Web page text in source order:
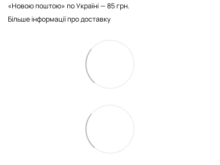
«Новою поштою» по Україні — 85 грн.
Більше інформації про доставку